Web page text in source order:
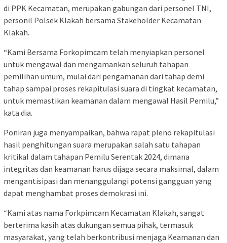
di PPK Kecamatan, merupakan gabungan dari personel TNI,
personil Polsek Klakah bersama Stakeholder Kecamatan
Klakah.
“Kami Bersama Forkopimcam telah menyiapkan personel
untuk mengawal dan mengamankan seluruh tahapan
pemilihan umum, mulai dari pengamanan dari tahap demi
tahap sampai proses rekapitulasi suara di tingkat kecamatan,
untuk memastikan keamanan dalam mengawal Hasil Pemilu,”
kata dia.
Poniran juga menyampaikan, bahwa rapat pleno rekapitulasi
hasil penghitungan suara merupakan salah satu tahapan
kritikal dalam tahapan Pemilu Serentak 2024, dimana
integritas dan keamanan harus dijaga secara maksimal, dalam
mengantisipasi dan menanggulangi potensi gangguan yang
dapat menghambat proses demokrasi ini.
“Kami atas nama Forkpimcam Kecamatan Klakah, sangat
berterima kasih atas dukungan semua pihak, termasuk
masyarakat, yang telah berkontribusi menjaga Keamanan dan